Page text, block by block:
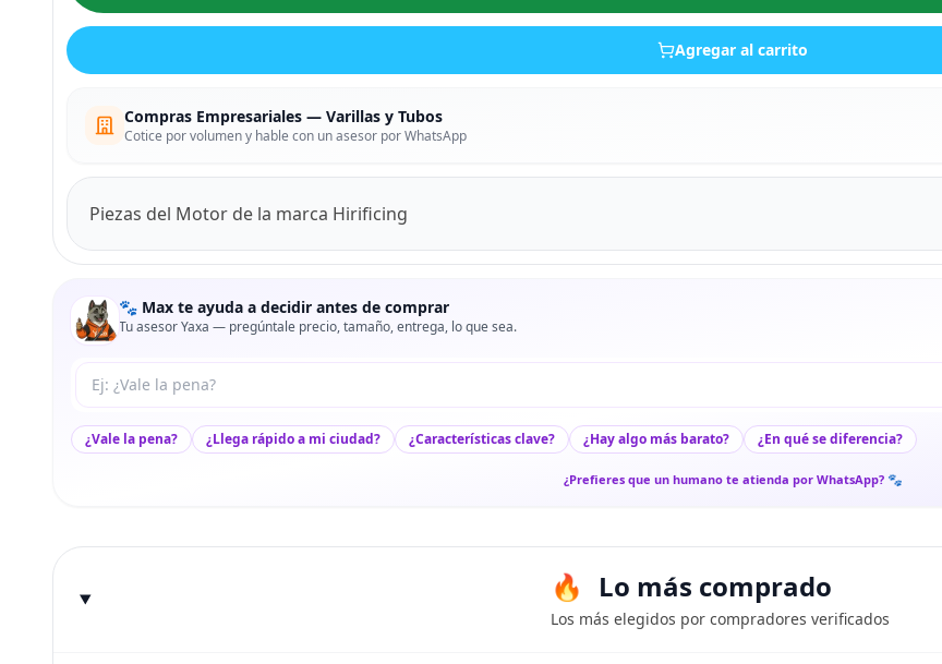
Agregar al carrito
Compras Empresariales — Varillas y Tubos
Cotice por volumen y hable con un asesor por WhatsApp
Piezas del Motor de la marca Hirificing
🐾 Max te ayuda a decidir antes de comprar
Tu asesor Yaxa — pregúntale precio, tamaño, entrega, lo que sea.
Tu pregunta a Max
¿Vale la pena? ¿Llega rápido a mi ciudad? ¿Características clave? ¿Hay algo más barato? ¿En qué se diferencia?
¿Prefieres que un humano te atienda por WhatsApp? 🐾
Lo más comprado
Los más elegidos por compradores verificados